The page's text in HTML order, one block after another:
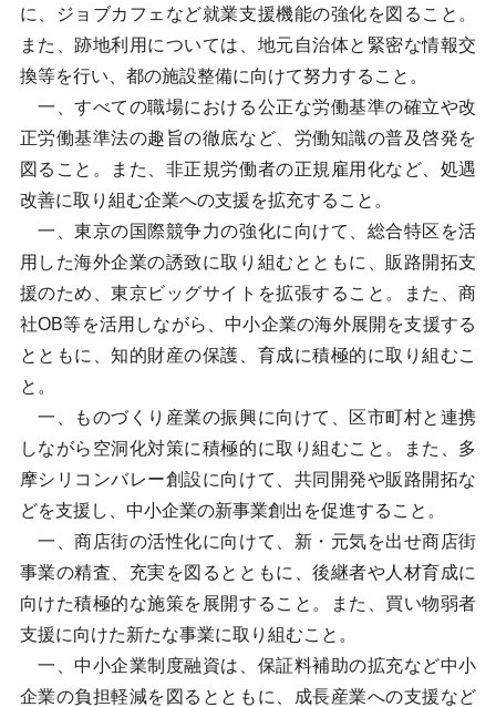
に、ジョブカフェなど就業支援機能の強化を図ること。
また、跡地利用については、地元自治体と緊密な情報交
換等を行い、都の施設整備に向けて努力すること。
一、すべての職場における公正な労働基準の確立や改
正労働基準法の趣旨の徹底など、労働知識の普及啓発を
図ること。また、非正規労働者の正規雇用化など、処遇
改善に取り組む企業への支援を拡充すること。
一、東京の国際競争力の強化に向けて、総合特区を活
用した海外企業の誘致に取り組むとともに、販路開拓支
援のため、東京ビッグサイトを拡張すること。また、商
社OB等を活用しながら、中小企業の海外展開を支援する
とともに、知的財産の保護、育成に積極的に取り組むこ
と。
一、ものづくり産業の振興に向けて、区市町村と連携
しながら空洞化対策に積極的に取り組むこと。また、多
摩シリコンバレー創設に向けて、共同開発や販路開拓な
どを支援し、中小企業の新事業創出を促進すること。
一、商店街の活性化に向けて、新・元気を出せ商店街
事業の精査、充実を図るとともに、後継者や人材育成に
向けた積極的な施策を展開すること。また、買い物弱者
支援に向けた新たな事業に取り組むこと。
一、中小企業制度融資は、保証料補助の拡充など中小
企業の負担軽減を図るとともに、成長産業への支援など